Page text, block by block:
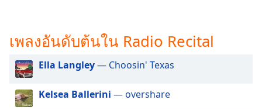
dialog
off
selected
Audio
เพลงอันดับต้นใน Radio Recital
Ella Langley— Choosin' Texas
Kelsea Ballerini — overshare